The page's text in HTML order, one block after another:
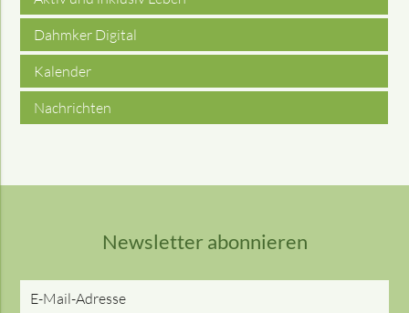
Dahmker Digital
Kalender
Nachrichten
Newsletter abonnieren
Adresse